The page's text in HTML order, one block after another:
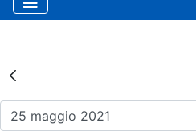
Risultati della